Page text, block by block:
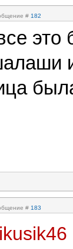
# 182
это
# 183